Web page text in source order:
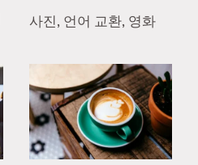
사진, 언어 교환, 영화